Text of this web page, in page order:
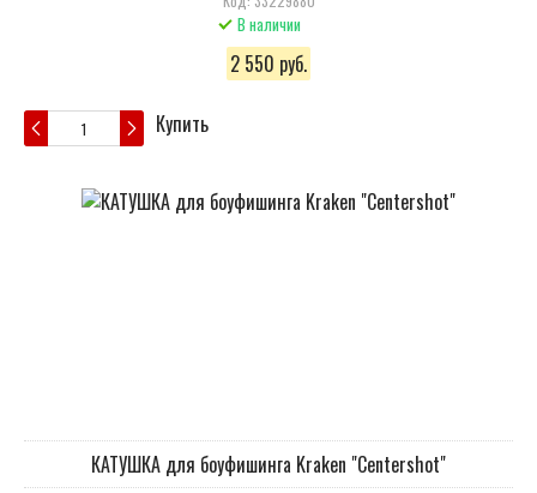
В наличии
2 550 руб.
Купить
КАТУШКА для боуфишинга Kraken "Centershot"